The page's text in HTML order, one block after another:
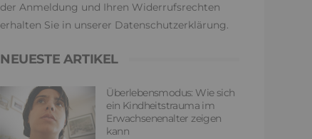
der Anmeldung und Ihren Widerrufsrechten
erhalten Sie in unserer Datenschutzerklärung.
NEUESTE ARTIKEL
Überlebensmodus: Wie sich
ein Kindheitstrauma im
Erwachsenenalter zeigen
kann